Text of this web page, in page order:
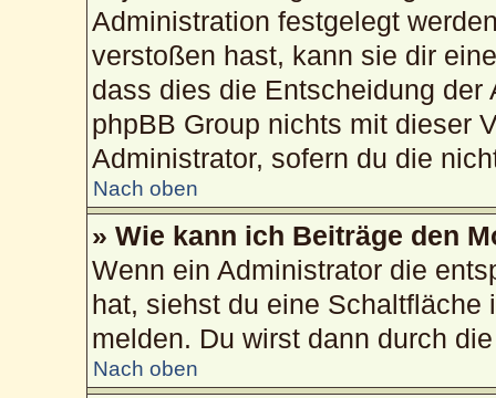
Administration festgelegt
verstoßen hast, kann sie dir
dass dies die Entscheidung
phpBB Group nichts mit dieser
Administrator, sofern du die
Nach oben
» Wie kann ich Beiträge den
Wenn ein Administrator die
hat, siehst du eine
melden. Du wirst dann durch
Nach oben